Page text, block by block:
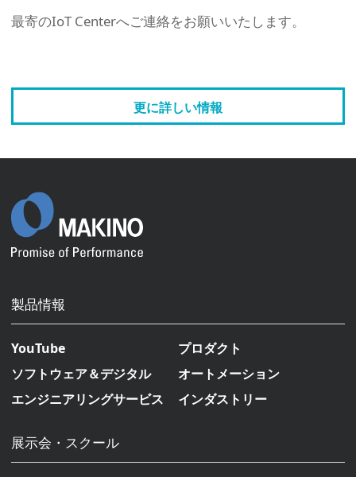
最寄のIoT Centerへご連絡をお願いいたします。
更に詳しい情報
製品情報
YouTube
プロダクト
ソフトウェア＆デジタル
オートメーション
エンジニアリングサービス
インダストリー
展示会・スクール